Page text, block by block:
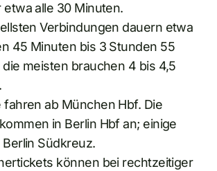
alle 30 Minuten.
Verbindungen dauern etwa
45 Minuten bis 3 Stunden 55
meisten brauchen 4 bis 4,5
fahren ab München Hbf. Die
in Berlin Hbf an; einige
Südkreuz.
können bei rechtzeitiger